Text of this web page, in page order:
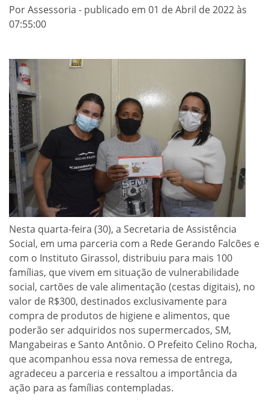
Por Assessoria - publicado em 01 de Abril de 2022 às
07:55:00
Nesta quarta-feira (30), a Secretaria de Assistência
Social, em uma parceria com a Rede Gerando Falcões e
com o Instituto Girassol, distribuiu para mais 100
famílias, que vivem em situação de vulnerabilidade
social, cartões de vale alimentação (cestas digitais), no
valor de R$300, destinados exclusivamente para
compra de produtos de higiene e alimentos, que
poderão ser adquiridos nos supermercados, SM,
Mangabeiras e Santo Antônio. O Prefeito Celino Rocha,
que acompanhou essa nova remessa de entrega,
agradeceu a parceria e ressaltou a importância da
ação para as famílias contempladas.